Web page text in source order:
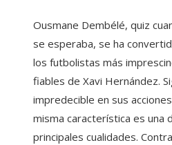
Ousmane Dembélé, quiz
se esperaba, se ha
los futbolistas más
fiables de Xavi Hernández.
impredecible en sus
misma característica es una
principales cualidades.